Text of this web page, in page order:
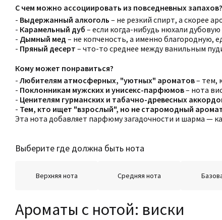
С чем можно ассоциировать из повседневных запахов?
- Выдержанный алкоголь – не резкий спирт, а скорее
- Карамельный дуб – если когда-нибудь нюхали
- Дымный мед – не копченость, а именно благородную,
- Пряный десерт – что-то среднее между ванильным
Кому может понравиться?
- Любителям атмосферных, "уютных" ароматов– тем,
- Поклонникам мужских и унисекс-парфюмов– нота
- Ценителям гурманских и табачно-древесных
- Тем, кто ищет "взрослый", но не старомодный
Эта нота добавляет парфюму загадочности и шарма —
Выберите где должна быть нота
Верхняя нота Средняя нота
Ароматы с нотой: виски